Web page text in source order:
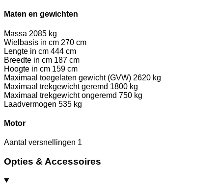
Maten en gewichten
Massa 2085 kg
Wielbasis in cm 270 cm
Lengte in cm 444 cm
Breedte in cm 187 cm
Hoogte in cm 159 cm
Maximaal toegelaten gewicht (GVW) 2620 kg
Maximaal trekgewicht geremd 1800 kg
Maximaal trekgewicht ongeremd 750 kg
Laadvermogen 535 kg
Motor
Aantal versnellingen 1
Opties & Accessoires